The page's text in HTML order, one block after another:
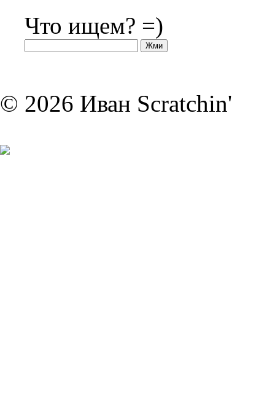
Что ищем? =)
© 2026 Иван Scratchin'